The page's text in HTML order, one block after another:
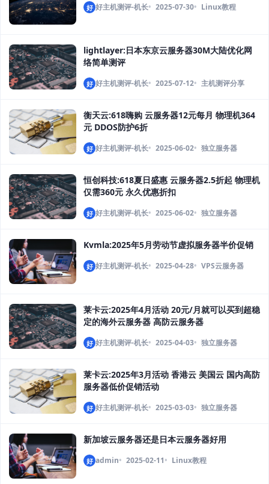
好 好主机测评-机长 2025-07-30 Linux教程
lightlayer:日本东京云服务器30M大陆优化网
络简单测评
好 好主机测评-机长 2025-07-12 主机测评分享
衡天云:618嗨购 云服务器12元每月 物理机364
元 DDOS防护6折
好 好主机测评-机长 2025-06-02 独立服务器
恒创科技:618夏日盛惠 云服务器2.5折起 物理机
仅需360元 永久优惠折扣
好 好主机测评-机长 2025-06-02 独立服务器
Kvmla:2025年5月劳动节虚拟服务器半价促销
好 好主机测评-机长 2025-04-28 VPS云服务器
莱卡云:2025年4月活动 20元/月就可以买到超稳
定的海外云服务器 高防云服务器
好 好主机测评-机长 2025-04-03 独立服务器
莱卡云:2025年3月活动 香港云 美国云 国内高防
服务器低价促销活动
好 好主机测评-机长 2025-03-03 独立服务器
新加坡云服务器还是日本云服务器好用
好 admin 2025-02-11 Linux教程